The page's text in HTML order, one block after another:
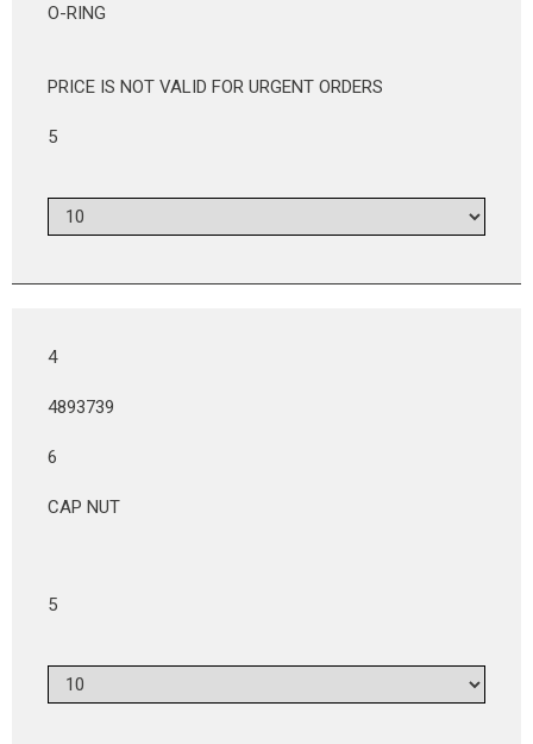
O-RING
PRICE IS NOT VALID FOR URGENT ORDERS
5
4
4893739
6
CAP NUT
5